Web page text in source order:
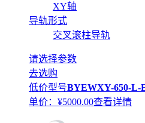
XY轴
导轨形式
交叉滚柱导轨
请选择参数
去选购
低价型号BYEWXY-650-L-
单价：¥5000.00查看详情